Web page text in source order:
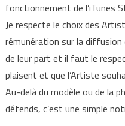
fonctionnement de l’iTunes
Je respecte le choix des
rémunération sur la diffusion
de leur part et il faut le
plaisent et que l’Artiste
Au-delà du modèle ou de la
défends, c’est une simple